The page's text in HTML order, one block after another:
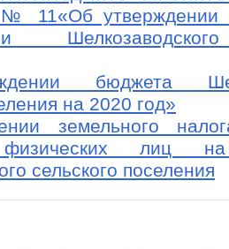
№ 11«Об утверждении
бюджета
на 2020 год»
земельного
лиц на
сельского поселения